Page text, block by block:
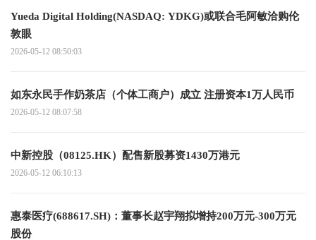
Yueda Digital Holding(NASDAQ: YDKG)或联合毛阿敏洽购伦
敦眼
2026-05-12 08:50:03
如东永民手作奶茶店（个体工商户）成立 注册资本1万人民币
2026-05-12 08:07:58
中新控股（08125.HK）配售新股募资1430万港元
2026-05-12 06:10:13
惠泰医疗(688617.SH)：董事长赵宇翔拟增持200万元-300万元
股份